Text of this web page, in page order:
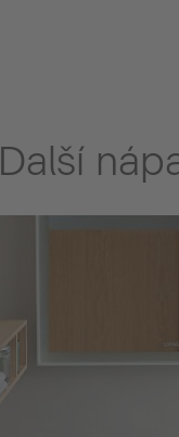
Další